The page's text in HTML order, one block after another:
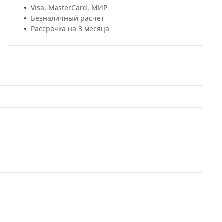
Visa, MasterCard, МИР
Безналичный расчет
Рассрочка на 3 месяца